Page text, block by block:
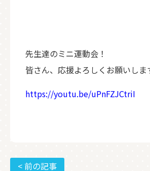
先生達のミニ運動会！
皆さん、応援よろしくお願いし
https://youtu.be/uPnFZJCtriI
< 前の記事